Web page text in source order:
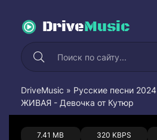
DriveMusic
DriveMusic » Русские песни 2024
ЖИВАЯ - Девочка от Кутюр
7.41 MB 320 KBPS
0